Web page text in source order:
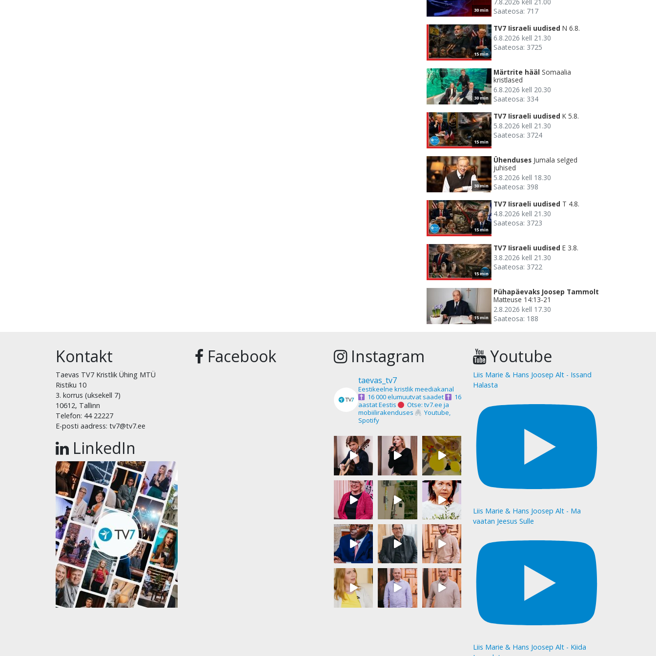
30 min
Saateosa: 717
15 min
TV7 Iisraeli uudised N 6.8.
6.8.2026 kell 21.30
Saateosa: 3725
30 min
Märtrite hääl Somaalia
kristlased
6.8.2026 kell 20.30
Saateosa: 334
15 min
TV7 Iisraeli uudised K 5.8.
5.8.2026 kell 21.30
Saateosa: 3724
30 min
Ühenduses Jumala selged
juhised
5.8.2026 kell 18.30
Saateosa: 398
15 min
TV7 Iisraeli uudised T 4.8.
4.8.2026 kell 21.30
Saateosa: 3723
15 min
TV7 Iisraeli uudised E 3.8.
3.8.2026 kell 21.30
Saateosa: 3722
15 min
Pühapäevaks Joosep Tammolt
Matteuse 14:13-21
2.8.2026 kell 17.30
Saateosa: 188
Kontakt
Taevas TV7 Kristlik Ühing MTÜ
Ristiku 10
3. korrus (uksekell 7)
10612, Tallinn
Telefon: 44 22227
E-posti aadress: tv7@tv7.ee
LinkedIn
Facebook Instagram
taevas_tv7
Eestikeelne kristlik meediakanal
16 000 elumuutvat saadet
16
aastat Eestis
Otse: tv7.ee ja
mobiilirakenduses
Youtube,
Spotify
Youtube
Liis Marie & Hans Joosep Alt - Issand
Halasta
Liis Marie & Hans Joosep Alt - Ma
vaatan Jeesus Sulle
Liis Marie & Hans Joosep Alt - Kiida